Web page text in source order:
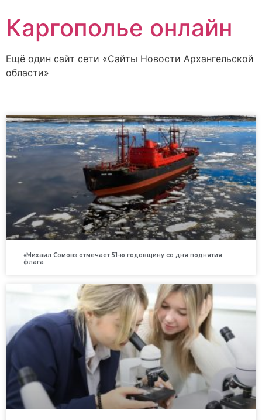
Каргополье онлайн
Ещё один сайт сети «Сайты Новости Архангельской
области»
«Михаил Сомов» отмечает 51-ю годовщину со дня поднятия
флага